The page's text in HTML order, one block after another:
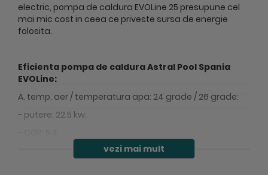
electric, pompa de caldura EVOLine 25 presupune cel
mai mic cost in ceea ce priveste sursa de energie
folosita.
Eficienta pompa de caldura Astral Pool Spania
EVOLine:
A. temp. aer / temperatura apa: 24 grade / 26 grade:
- putere: 22.5 kw;
vezi mai mult